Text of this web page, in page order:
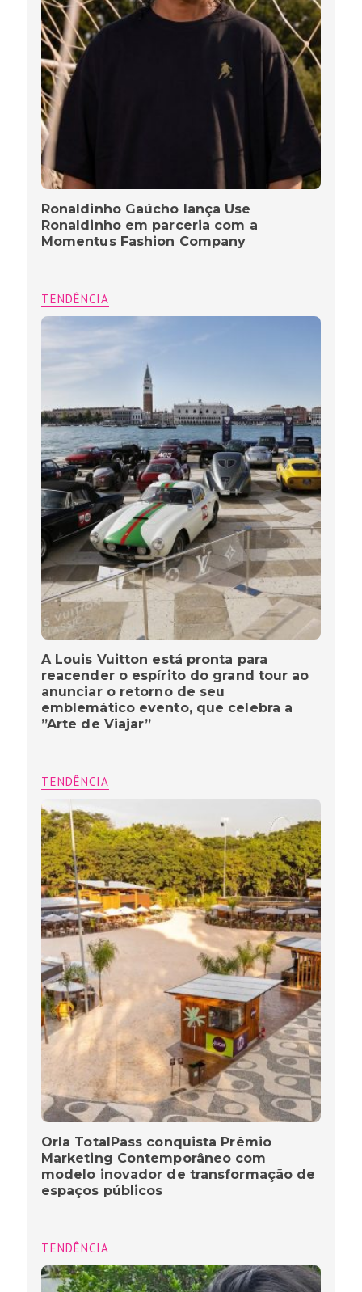
Ronaldinho Gaúcho lança Use
Ronaldinho em parceria com a
Momentus Fashion Company
TENDÊNCIA
A Louis Vuitton está pronta para
reacender o espírito do grand tour ao
anunciar o retorno de seu
emblemático evento, que celebra a
”Arte de Viajar”
TENDÊNCIA
Orla TotalPass conquista Prêmio
Marketing Contemporâneo com
modelo inovador de transformação de
espaços públicos
TENDÊNCIA